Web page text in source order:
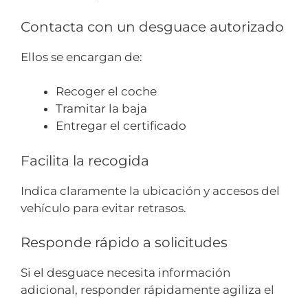
Contacta con un desguace autorizado
Ellos se encargan de:
Recoger el coche
Tramitar la baja
Entregar el certificado
Facilita la recogida
Indica claramente la ubicación y accesos del
vehículo para evitar retrasos.
Responde rápido a solicitudes
Si el desguace necesita información
adicional, responder rápidamente agiliza el